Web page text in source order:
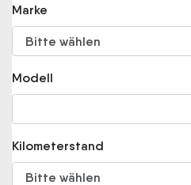
Marke
Modell
Kilometerstand